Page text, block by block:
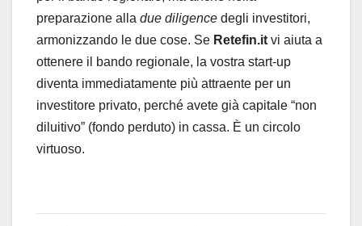
preparazione alla due diligence degli investitori,
armonizzando le due cose. Se Retefin.it vi aiuta a
ottenere il bando regionale, la vostra start-up
diventa immediatamente più attraente per un
investitore privato, perché avete già capitale “non
diluitivo” (fondo perduto) in cassa. È un circolo
virtuoso.